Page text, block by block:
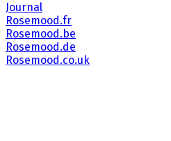
Journal
Rosemood.fr
Rosemood.be
Rosemood.de
Rosemood.co.uk